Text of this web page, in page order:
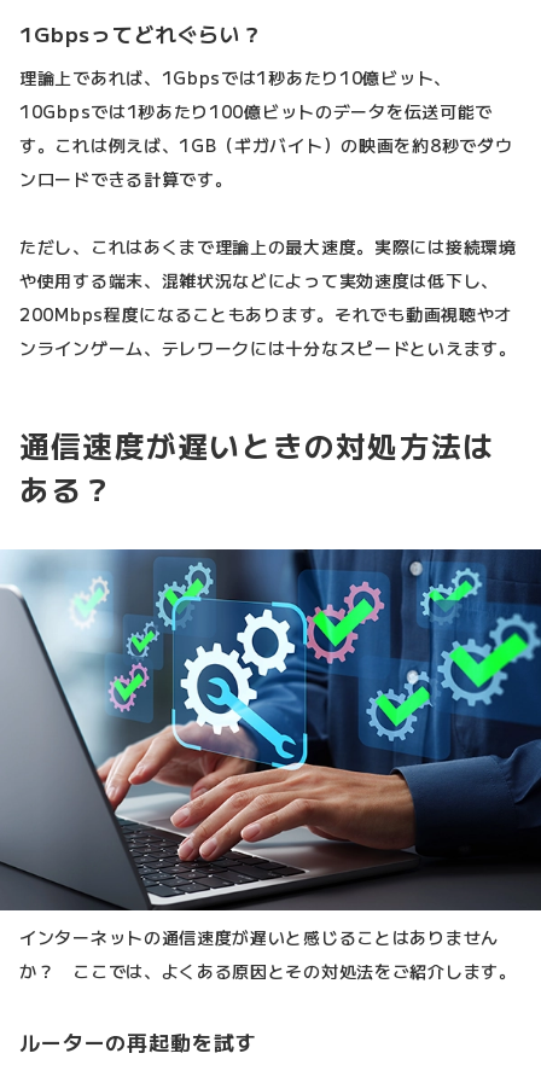
1Gbpsってどれぐらい？
理論上であれば、1Gbpsでは1秒あたり10億ビット、
10Gbpsでは1秒あたり100億ビットのデータを伝送可能で
す。これは例えば、1GB（ギガバイト）の映画を約8秒でダウ
ンロードできる計算です。
ただし、これはあくまで理論上の最大速度。実際には接続環境
や使用する端末、混雑状況などによって実効速度は低下し、
200Mbps程度になることもあります。それでも動画視聴やオ
ンラインゲーム、テレワークには十分なスピードといえます。
通信速度が遅いときの対処方法は
ある？
インターネットの通信速度が遅いと感じることはありません
か？ ここでは、よくある原因とその対処法をご紹介します。
ルーターの再起動を試す